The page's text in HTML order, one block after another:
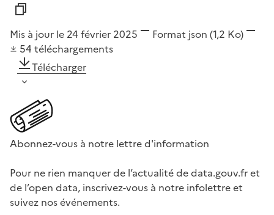
Mis à jour le 24 février 2025 Format json (1,2 Ko)
54 téléchargements
Télécharger
Abonnez-vous à notre lettre d'information
Pour ne rien manquer de l’actualité de data.gouv.fr et
de l’open data, inscrivez-vous à notre infolettre et
suivez nos événements.